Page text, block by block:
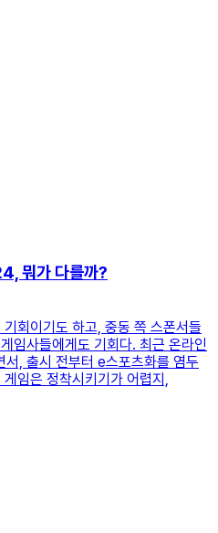
뭐가 다를까?
회이기도 하고, 중동 쪽 스폰서들
임사들에게도 기회다. 최근 온라인
, 출시 전부터 e스포츠화를 염두
임은 정착시키기가 어렵지,